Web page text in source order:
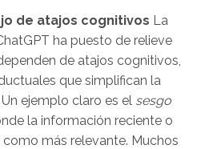
de atajos cognitivos La
ha puesto de relieve
de atajos cognitivos,
que simplifican la
ejemplo claro es el sesgo
la información reciente o
más relevante. Muchos